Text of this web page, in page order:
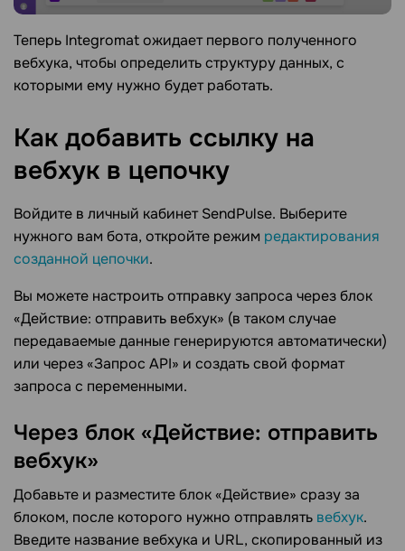
Теперь Integromat ожидает первого полученного
вебхука, чтобы определить структуру данных, с
которыми ему нужно будет работать.
Как добавить ссылку на
вебхук в цепочку
Войдите в личный кабинет SendPulse. Выберите
нужного вам бота, откройте режим редактирования
созданной цепочки.
Вы можете настроить отправку запроса через блок
«Действие: отправить вебхук» (в таком случае
передаваемые данные генерируются автоматически)
или через «Запрос API» и создать свой формат
запроса с переменными.
Через блок «Действие: отправить
вебхук»
Добавьте и разместите блок «Действие» сразу за
блоком, после которого нужно отправлять вебхук.
Введите название вебхука и URL, скопированный из